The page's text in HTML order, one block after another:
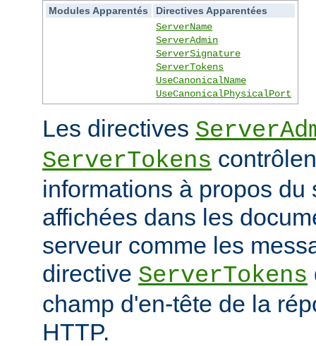
Modules Apparentés
Directives Apparentées
ServerName
ServerAdmin
ServerSignature
ServerTokens
UseCanonicalName
UseCanonicalPhysicalPort
Les directives
ServerTokens
informations à propos du
affichées dans les
serveur comme les
directive ServerTokens
champ d'en-tête de la
HTTP.